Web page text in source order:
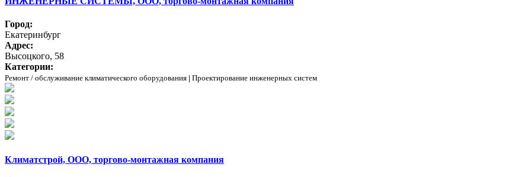
Город:
Екатеринбург
Адрес:
Высоцкого, 58
Категории:
Ремонт / обслуживание климатического оборудования | Проектирование инженерных систем
Климатстрой, ООО, торгово-монтажная компания